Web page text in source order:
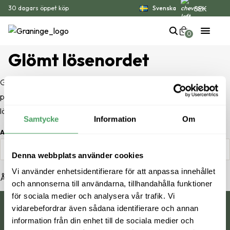
Samtycke Information Om
Denna webbplats använder cookies
Vi använder enhetsidentifierare för att anpassa innehållet
och annonserna till användarna, tillhandahålla funktioner
för sociala medier och analysera vår trafik. Vi
vidarebefordrar även sådana identifierare och annan
information från din enhet till de sociala medier och
30 dagars öppet köp
Alltid fri retur
Svenska SEK
0
Din varukorg är tom
Vårdar lädret och skapar ett
vattenavvisande skikt
Åreskutan
1,699
Offerdal
Vattenavvisande känga med
Graninge Hög
Graninge-klassiker, köldtålig och
Glömt lösenordet
Glömt ditt lösenord? Ange ditt användarnamn eller din e-
postadress. Du kommer att få en länk för att skapa ett nytt
lösenord via e-post.
Användarnamn eller e-post
Återställ lösenord
Graninge Shoes